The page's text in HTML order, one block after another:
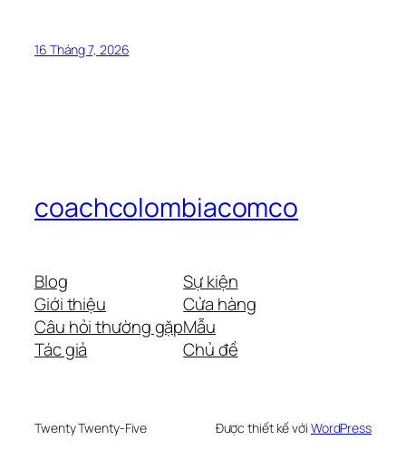
16 Tháng 7, 2026
coachcolombiacomco
Blog
Giới thiệu
Câu hỏi thường gặp
Tác giả
Sự kiện
Cửa hàng
Mẫu
Chủ đề
Twenty Twenty-Five Được thiết kế với WordPress